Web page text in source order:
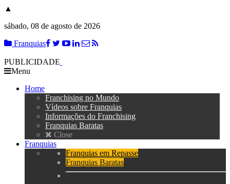
▲
sábado, 08 de agosto de 2026
Franquias
PUBLICIDADE
Menu
Home
Franchising no Mundo
Vídeos sobre Franquias
Informações do Franchising
Franquias Baratas
Close
Franquias
Franquias em Repasse
Franquias Baratas